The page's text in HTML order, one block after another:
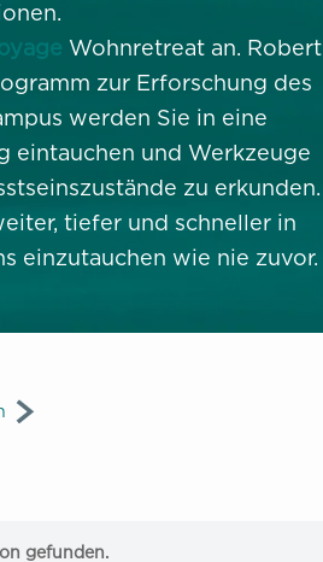
Wohnretreat an. Robert
zur Erforschung des
werden Sie in eine
eintauchen und Werkzeuge
zu erkunden.
tiefer und schneller in
einzutauchen wie nie zuvor.
gefunden.